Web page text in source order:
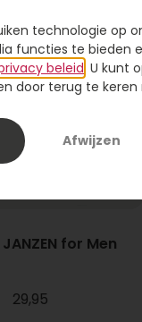
for Men
29,95
technologie op
functies te bieden
beleid . U
door terug te keren
Afwijzen